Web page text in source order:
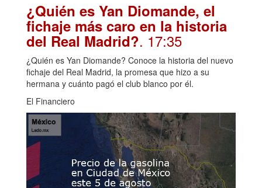
¿Quién es Yan Diomande, el
fichaje más caro en la historia
del Real Madrid?. 17:35
¿Quién es Yan Diomande? Conoce la historia del nuevo
fichaje del Real Madrid, la promesa que hizo a su
hermana y cuánto pagó el club blanco por él.
El Financiero